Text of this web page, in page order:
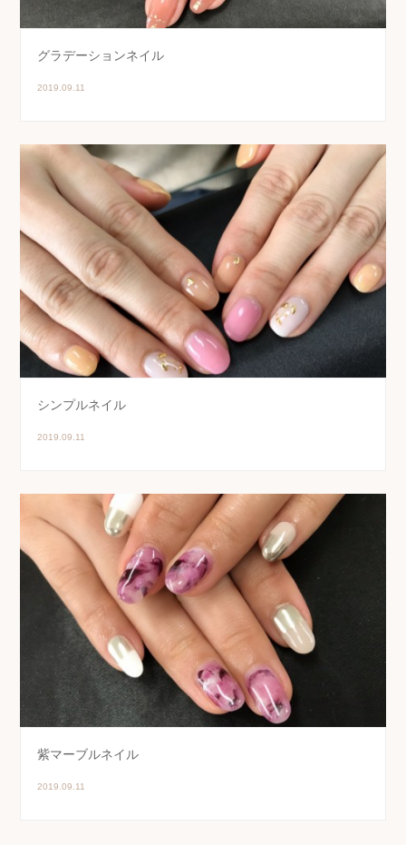
グラデーションネイル
2019.09.11
シンプルネイル
2019.09.11
紫マーブルネイル
2019.09.11